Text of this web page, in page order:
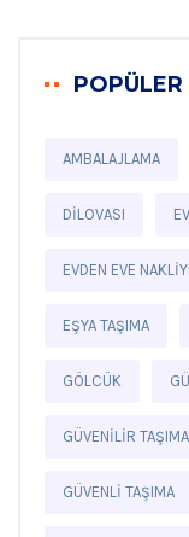
AMBALAJLAMA
DILOVASI
EVDEN EVE
EŞYA TAŞIMA
GÖLCÜK
GÜVENILIR
GÜVENLI TAŞIMA